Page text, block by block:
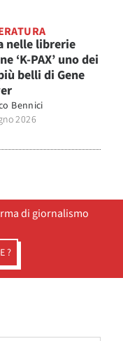
nelle librerie
‘K-PAX’ uno dei
belli di Gene
Bennici
2026
di giornalismo
?